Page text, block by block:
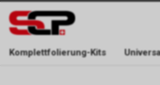
ERREICHBAR NUR WÄHREND DER
Komplettfolierung-Kits